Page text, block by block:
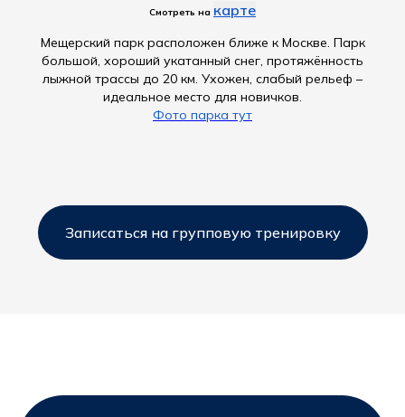
Смотреть на карте
Мещерский парк расположен ближе к Москве. Парк
большой, хороший укатанный снег, протяжённость
лыжной трассы до 20 км. Ухожен, слабый рельеф –
идеальное место для новичков.
Фото парка тут
Записаться на групповую тренировку